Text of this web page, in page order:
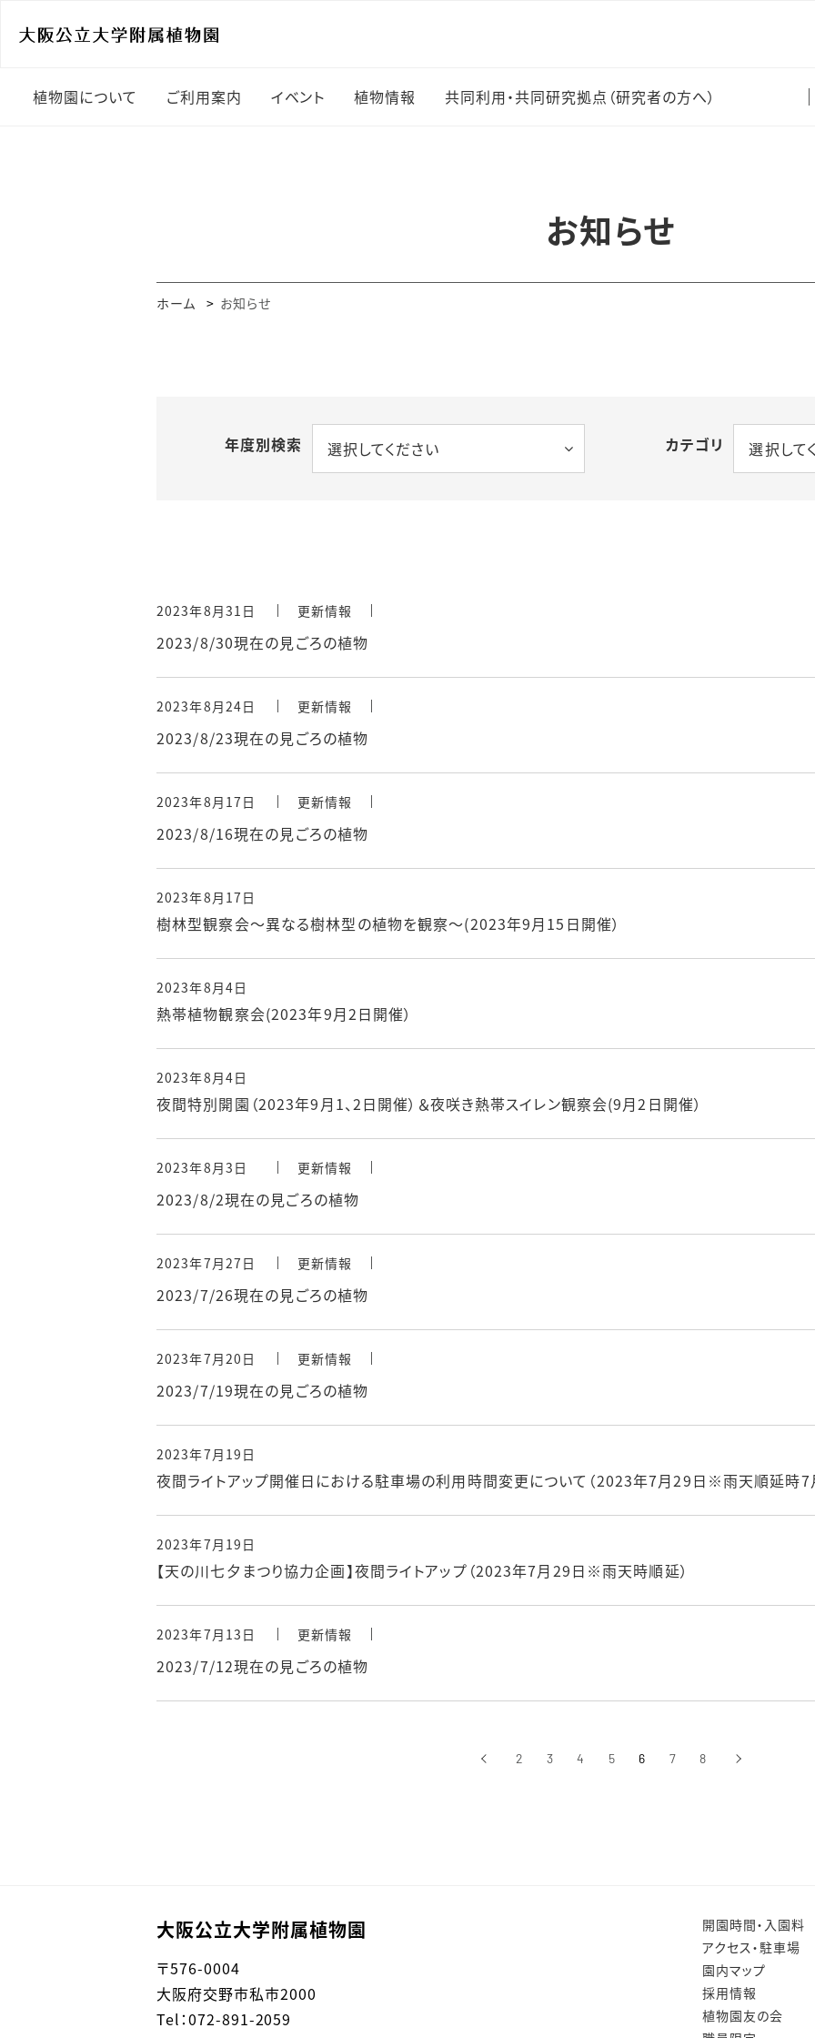
植物園について ご利用案内
団体利用・施設利用
イベント 植物情報 共同利用・共同研究拠点（研究者の方へ）
共同利用・共同研究計
画の申請について
採択課題一覧
お知らせ
ホーム お知らせ
年度別検索 選択してください カテゴリ 選択して
2023年8月31日 更新情報
2023/8/30現在の見ごろの植物
2023年8月24日 更新情報
2023/8/23現在の見ごろの植物
2023年8月17日 更新情報
2023/8/16現在の見ごろの植物
2023年8月17日
樹林型観察会～異なる樹林型の植物を観察～(2023年9月15日開催）
2023年8月4日
熱帯植物観察会(2023年9月2日開催）
2023年8月4日
夜間特別開園（2023年9月1、2日開催）＆夜咲き熱帯スイレン観察会(9月2日開催）
2023年8月3日 更新情報
2023/8/2現在の見ごろの植物
2023年7月27日 更新情報
2023/7/26現在の見ごろの植物
2023年7月20日 更新情報
2023/7/19現在の見ごろの植物
2023年7月19日
夜間ライトアップ開催日における駐車場の利用時間変更について（2023年7月29日※雨天順延時7
2023年7月19日
【天の川七夕まつり協力企画】夜間ライトアップ（2023年7月29日※雨天時順延）
2023年7月13日 更新情報
2023/7/12現在の見ごろの植物
‹前へ 2 3 4 5 6 7 8 ›次へ
大阪公立大学附属植物園
〒576-0004
大阪府交野市私市2000
Tel：072-891-2059
開園時間・入園料
アクセス・駐車場
園内マップ
採用情報
植物園友の会